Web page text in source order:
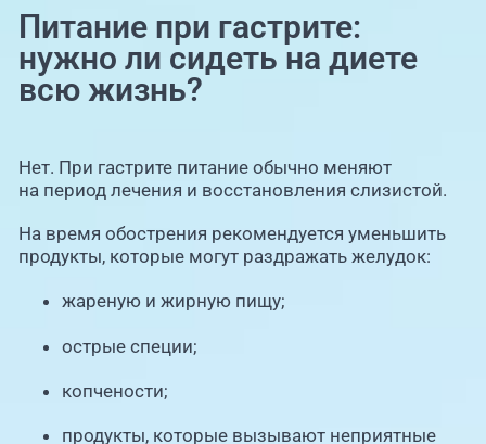
Питание при гастрите:
нужно ли сидеть на диете
всю жизнь?
Нет. При гастрите питание обычно меняют
на период лечения и восстановления слизистой.
На время обострения рекомендуется уменьшить
продукты, которые могут раздражать желудок:
жареную и жирную пищу;
острые специи;
копчености;
продукты, которые вызывают неприятные